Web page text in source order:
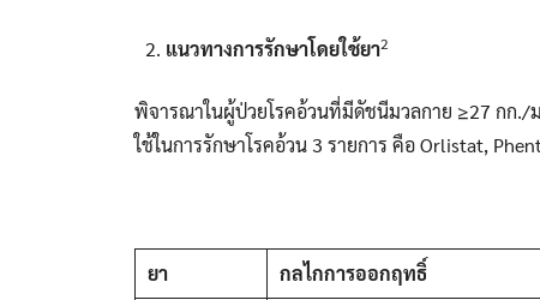
แนวทางการรักษาโดยใช้ยา2
พิจารณาในผู้ป่วยโรคอ้วนที่มีดัชนีมวลกาย ≥27 กก./
ใช้ในการรักษาโรคอ้วน 3 รายการ คือ Orlistat,
ยา กลไกการออกฤทธิ์